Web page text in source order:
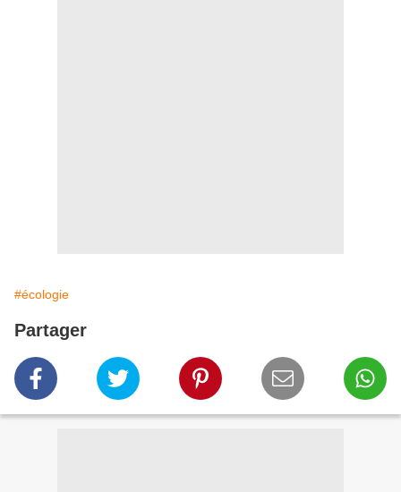
#écologie
Partager